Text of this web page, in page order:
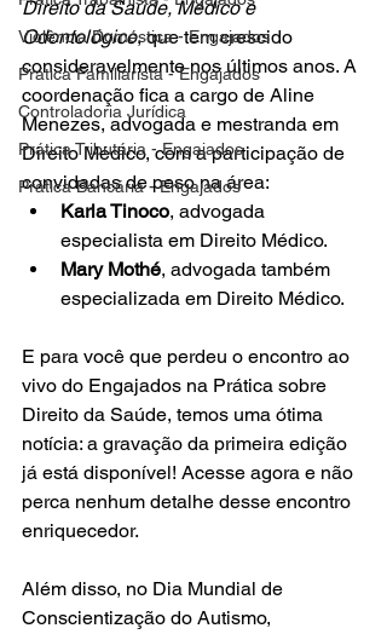
Violência Doméstica - Engajados
Prática Familiarista - Engajados
Controladoria Jurídica
Prática Tributária - Engajados
Prática Bancária - Engajados
Direito da Saúde, Médico e
Odontológico, que tem crescido
consideravelmente nos últimos anos. A
coordenação fica a cargo de Aline
Menezes, advogada e mestranda em
Direito Médico, com a participação de
convidadas de peso na área:
Karla Tinoco, advogada
especialista em Direito Médico.
Mary Mothé, advogada também
especializada em Direito Médico.
E para você que perdeu o encontro ao
vivo do Engajados na Prática sobre
Direito da Saúde, temos uma ótima
notícia: a gravação da primeira edição
já está disponível! Acesse agora e não
perca nenhum detalhe desse encontro
enriquecedor.
Além disso, no Dia Mundial de
Conscientização do Autismo,